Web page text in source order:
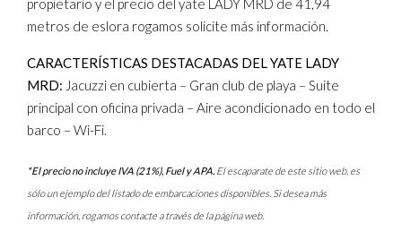
propietario y el precio del yate LADY MRD de 41,94
metros de eslora rogamos solicite más información.
CARACTERÍSTICAS DESTACADAS DEL YATE LADY
MRD: Jacuzzi en cubierta – Gran club de playa – Suite
principal con oficina privada – Aire acondicionado en todo el
barco – Wi-Fi.
*El precio no incluye IVA (21%), Fuel y APA. El escaparate de este sitio web, es
sólo un ejemplo del listado de embarcaciones disponibles. Si desea más
información, rogamos contacte a través de la página web.